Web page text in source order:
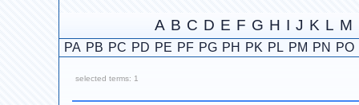
A B C D E F G H I J K L M
PA PB PC PD PE PF PG PH PK PL PM PN PO
selected terms: 1